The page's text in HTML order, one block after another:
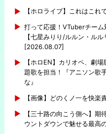
【ホロライブ】これはこれ
打って応援！VTuberチーム
【七星みりり/ルルン・ル
[2026.08.07]
【ホロEN】カリオペ、劇
題歌を担当！『アニソン歌
な』
【画像】どのくノ一を快楽
【三十路の向こう側へ】期
ウントダウンで魅せる最高